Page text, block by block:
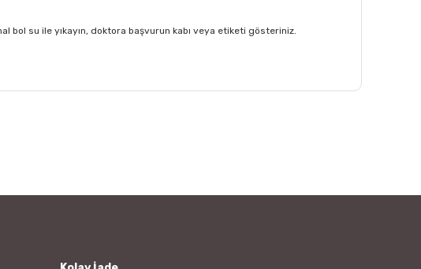
bol su ile yıkayın, doktora başvurun kabı veya etiketi gösteriniz.